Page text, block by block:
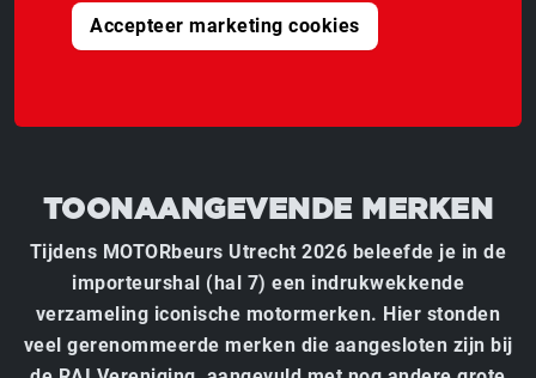
Accepteer marketing cookies
TOONAANGEVENDE MERKEN
Tijdens MOTORbeurs Utrecht 2026 beleefde je in de
importeurshal (hal 7) een indrukwekkende
verzameling iconische motormerken. Hier stonden
veel gerenommeerde merken die aangesloten zijn bij